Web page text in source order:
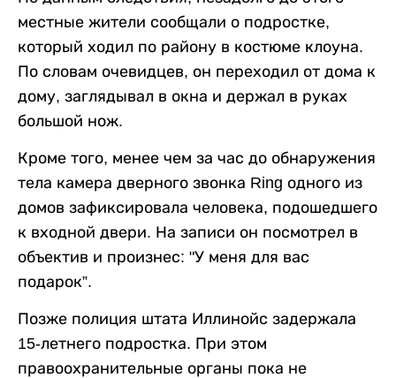
местные жители сообщали о подростке,
который ходил по району в костюме клоуна.
По словам очевидцев, он переходил от дома к
дому, заглядывал в окна и держал в руках
большой нож.
Кроме того, менее чем за час до обнаружения
тела камера дверного звонка Ring одного из
домов зафиксировала человека, подошедшего
к входной двери. На записи он посмотрел в
объектив и произнес: "У меня для вас
подарок”.
Позже полиция штата Иллинойс задержала
15-летнего подростка. При этом
правоохранительные органы пока не